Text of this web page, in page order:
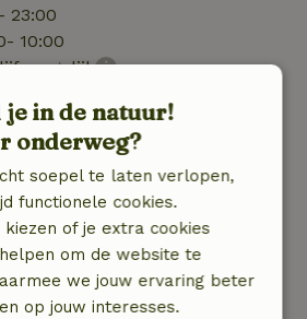
23:00
10:00
mogelijk
7 dagen
7 dagen na bevestiging van
meer dan 28
Bij een boeking met aanvang
gratis annuleren binnen 24
gestelde periode heb je
van het
in de natuur!
onderweg?
soepel te laten verlopen,
functionele cookies.
kiezen of je extra cookies
om de website te
we jouw ervaring beter
op jouw interesses.